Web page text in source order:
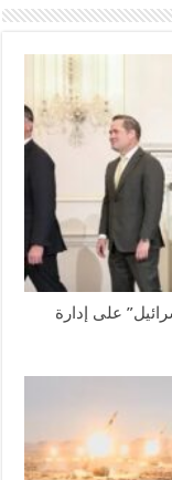
على إدارة